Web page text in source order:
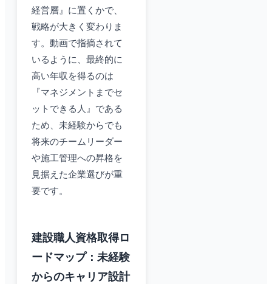
経営層』に置くかで、
戦略が大きく変わりま
す。動画で指摘されて
いるように、最終的に
高い年収を得るのは
『マネジメントまでセ
ットできる人』である
ため、未経験からでも
将来のチームリーダー
や施工管理への昇格を
見据えた企業選びが重
要です。
建設職人資格取得ロ
ードマップ：未経験
からのキャリア設計